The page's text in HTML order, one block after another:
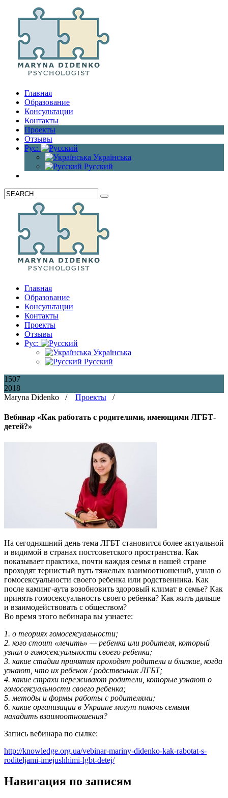
Главная
Образование
Консультации
Контакты
Проекты
Отзывы
Рус:
Українська
Русский
Главная
Образование
Консультации
Контакты
Проекты
Отзывы
Рус:
Українська
Русский
1507
2018
Maryna Didenko /
Проекты /
Вебинар «Как работать с родителями, имеющими ЛГБТ-
детей?»
На сегодняшний день тема ЛГБТ становится более актуальной
и видимой в странах постсоветского пространства. Как
показывает практика, почти каждая семья в нашей стране
проходят тернистый путь тяжелых взаимоотношений, узнав о
гомосексуальности своего ребенка или родственника. Как
после каминг-аута возобновить здоровый климат в семье? Как
принять гомосексуальность своего ребенка? Как жить дальше
и взаимодействовать с обществом?
Во время этого вебинара вы узнаете:
1. о теориях гомосексуальности;
2. кого стоит «лечить» — ребенка или родителя, который
узнал о гомосексуальности своего ребенка;
3. какие стадии принятия проходят родители и близкие, когда
узнают, что их ребенок / родственник ЛГБТ;
4. какие страхи переживают родители, которые узнают о
гомосексуальности своего ребенка;
5. методы и формы работы с родителями;
6. какие организации в Украине могут помочь семьям
наладить взаимоотношения?
Запись вебинара по сылке:
http://knowledge.org.ua/vebinar-mariny-didenko-kak-rabotat-s-
roditeljami-imejushhimi-lgbt-detej/
Навигация по записям